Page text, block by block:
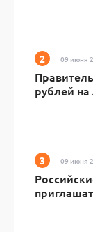
09 июня
рублей на
09 июня